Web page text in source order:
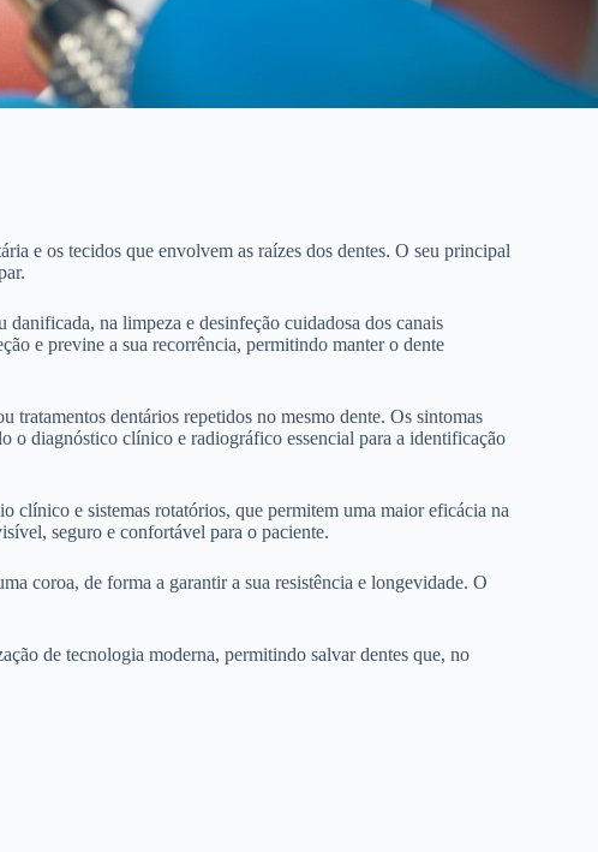
e os tecidos que envolvem as raízes dos dentes. O seu principal
na limpeza e desinfeção cuidadosa dos canais
e previne a sua recorrência, permitindo manter o dente
tratamentos dentários repetidos no mesmo dente. Os sintomas
o diagnóstico clínico e radiográfico essencial para a identificação
clínico e sistemas rotatórios, que permitem uma maior eficácia na
seguro e confortável para o paciente.
coroa, de forma a garantir a sua resistência e longevidade. O
de tecnologia moderna, permitindo salvar dentes que, no